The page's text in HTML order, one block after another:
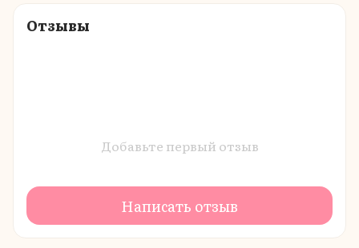
Отзывы
Добавьте первый отзыв
Написать отзыв